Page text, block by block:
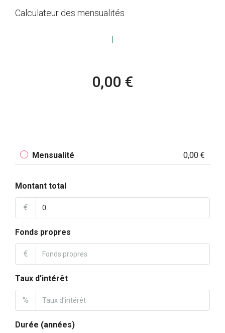
Calculateur des mensualités
0,00 €
Mensualité 0,00 €
Montant total
€
Fonds propres
€
Taux d'intérêt
%
Durée (années)